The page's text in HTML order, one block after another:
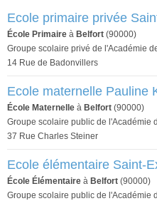
Ecole primaire privée
École Primaire à Belfort (90000)
Groupe scolaire privé de l'Académie
14 Rue de Badonvillers
Ecole maternelle Pauline
École Maternelle à Belfort (90000)
Groupe scolaire public de l'Académie
37 Rue Charles Steiner
Ecole élémentaire Saint-
École Élémentaire à Belfort (90000)
Groupe scolaire public de l'Académie